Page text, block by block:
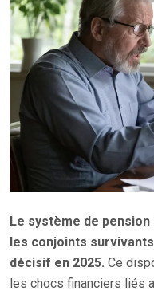
Le système de
les conjoints
décisif en 2025. Ce
les chocs financiers liés